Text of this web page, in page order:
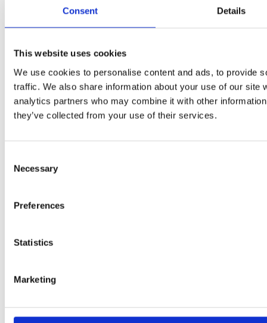
Consent Details
This website uses cookies
We use cookies to personalise content and ads, to provide
traffic. We also share information about your use of our site
analytics partners who may combine it with other
they’ve collected from your use of their services.
Selection
Necessary
Preferences
Statistics
Marketing
News Room
LinkedIn
Instagram
Whistleblowing